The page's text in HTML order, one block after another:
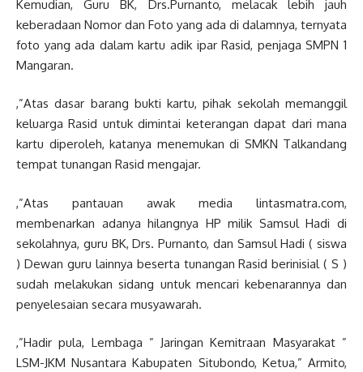
Kemudian, Guru BK, Drs.Purnanto, melacak lebih jauh
keberadaan Nomor dan Foto yang ada di dalamnya, ternyata
foto yang ada dalam kartu adik ipar Rasid, penjaga SMPN 1
Mangaran.
,”Atas dasar barang bukti kartu, pihak sekolah memanggil
keluarga Rasid untuk dimintai keterangan dapat dari mana
kartu diperoleh, katanya menemukan di SMKN Talkandang
tempat tunangan Rasid mengajar.
,”Atas pantauan awak media lintasmatra.com,
membenarkan adanya hilangnya HP milik Samsul Hadi di
sekolahnya, guru BK, Drs. Purnanto, dan Samsul Hadi ( siswa
) Dewan guru lainnya beserta tunangan Rasid berinisial ( S )
sudah melakukan sidang untuk mencari kebenarannya dan
penyelesaian secara musyawarah.
,”Hadir pula, Lembaga ” Jaringan Kemitraan Masyarakat ”
LSM-JKM Nusantara Kabupaten Situbondo, Ketua,” Armito,